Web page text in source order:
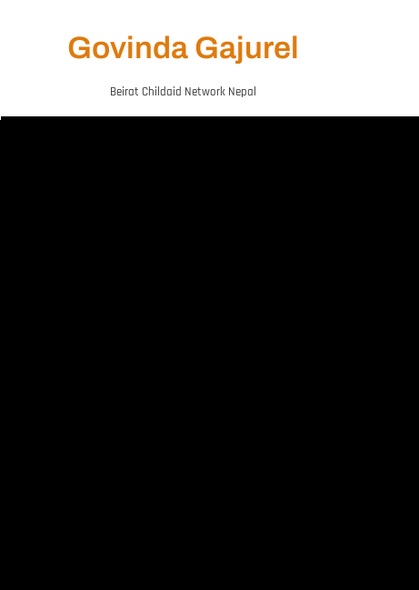
Govinda Gajurel
Beirat Childaid Network Nepal